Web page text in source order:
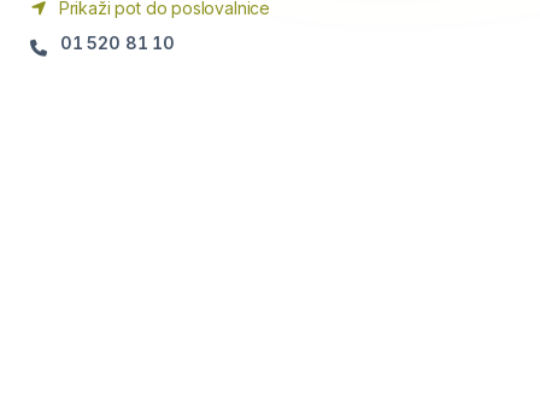
Prikaži pot do poslovalnice
01 520 81 10